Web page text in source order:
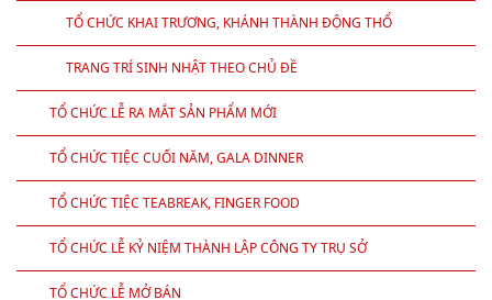
TỔ CHỨC KHAI TRƯƠNG, KHÁNH THÀNH ĐỘNG THỔ
TRANG TRÍ SINH NHẬT THEO CHỦ ĐỀ
TỔ CHỨC LỄ RA MẮT SẢN PHẨM MỚI
TỔ CHỨC TIỆC CUỐI NĂM, GALA DINNER
TỔ CHỨC TIỆC TEABREAK, FINGER FOOD
TỔ CHỨC LỄ KỶ NIỆM THÀNH LẬP CÔNG TY TRỤ SỞ